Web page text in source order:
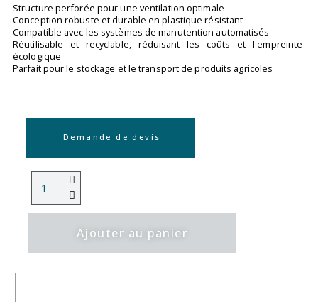
Structure perforée pour une ventilation optimale
Conception robuste et durable en plastique résistant
Compatible avec les systèmes de manutention automatisés
Réutilisable et recyclable, réduisant les coûts et l'empreinte
écologique
Parfait pour le stockage et le transport de produits agricoles
Demande de devis
Ajouter au panier